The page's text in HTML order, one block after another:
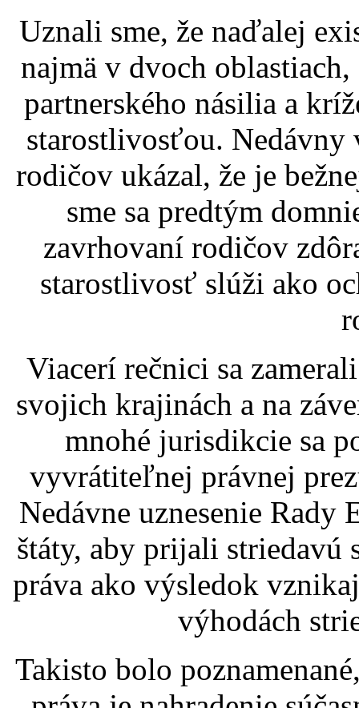
Uznali sme, že naďalej
najmä v dvoch
partnerského násilia a
starostlivosťou. Nedávny
rodičov ukázal, že je
sme sa predtým
zavrhovaní rodičov
starostlivosť slúži ako
Viacerí rečnici sa
svojich krajinách a na
mnohé jurisdikcie sa
vyvrátiteľnej právnej
Nedávne uznesenie
štáty, aby prijali striedavú
práva ako výsledok
výhodách
Takisto bolo